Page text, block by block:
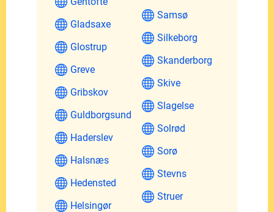
Gladsaxe
Glostrup
Greve
Gribskov
Guldborgsund
Haderslev
Halsnæs
Hedensted
Helsingør
Samsø
Silkeborg
Skanderborg
Skive
Slagelse
Solrød
Sorø
Stevns
Struer